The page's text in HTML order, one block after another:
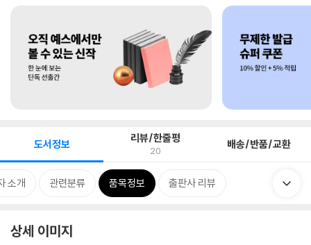
도서정보 리뷰/한줄평
20 배송/반품/교환
소개 관련분류 품목정보 출판사 리뷰
상세 이미지